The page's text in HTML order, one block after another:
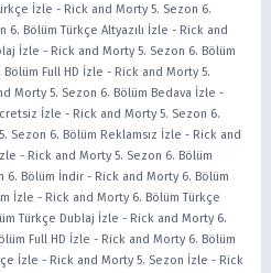
İzle - Rick and Morty 5. Sezon 6.
6. Bölüm Türkçe Altyazılı İzle - Rick and
İzle - Rick and Morty 5. Sezon 6. Bölüm
Full HD İzle - Rick and Morty 5.
Morty 5. Sezon 6. Bölüm Bedava İzle -
İzle - Rick and Morty 5. Sezon 6.
Sezon 6. Bölüm Reklamsız İzle - Rick and
- Rick and Morty 5. Sezon 6. Bölüm
6. Bölüm İndir - Rick and Morty 6. Bölüm
İzle - Rick and Morty 6. Bölüm Türkçe
Türkçe Dublaj İzle - Rick and Morty 6.
Full HD İzle - Rick and Morty 6. Bölüm
İzle - Rick and Morty 5. Sezon İzle - Rick